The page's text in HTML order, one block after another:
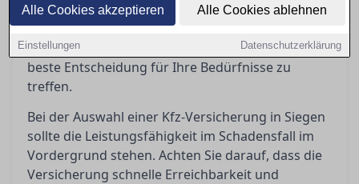
Alle Cookies akzeptieren Alle Cookies ablehnen
Einstellungen Datenschutzerklärung
Ratgeber gibt Ihnen Einblicke, wie Sie die
Bedingungen richtig deuten und worauf es bei
Kundenbewertungen wirklich ankommt, um die
beste Entscheidung für Ihre Bedürfnisse zu
treffen.
Bei der Auswahl einer Kfz-Versicherung in Siegen
sollte die Leistungsfähigkeit im Schadensfall im
Vordergrund stehen. Achten Sie darauf, dass die
Versicherung schnelle Erreichbarkeit und